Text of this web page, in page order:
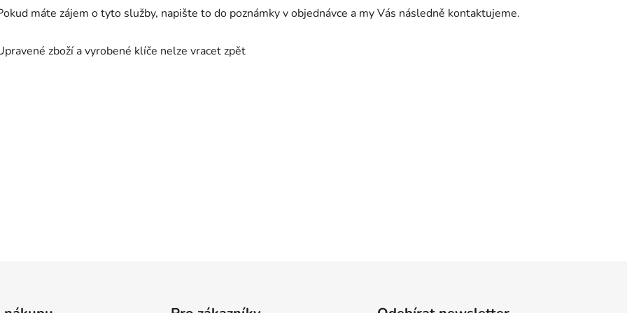
máte zájem o tyto služby, napište to do poznámky v objednávce a my Vás následně kontaktujeme.
zboží a vyrobené klíče nelze vracet zpět